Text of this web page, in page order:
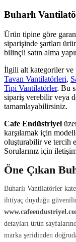
Buharlı
Ürün tipine göre
siparişinde şartları
bilinçli satın alma
İlgili alt kategoriler ve
Tavan Vantilatörleri,
Tipi Vantilatörler. Bu
sipariş verebilir veya
tamamlayabilirsiniz.
Cafe Endüstriyel
karşılamak için
oluşturabilir ve tercih
Sorularınız için
Öne Çıkan
Buharlı Vantilatörler
ihtiyaç duyduğu
detayları ürün
marka şeridinden